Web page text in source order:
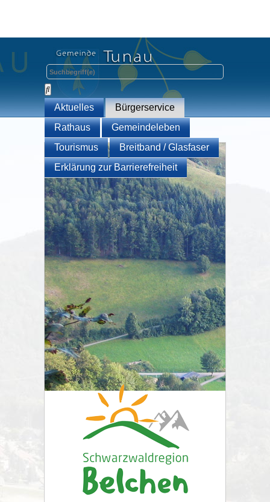
Aktuelles
Bürgerservice
Rathaus
Gemeindeleben
Tourismus
Breitband / Glasfaser
Erklärung zur Barrierefreiheit